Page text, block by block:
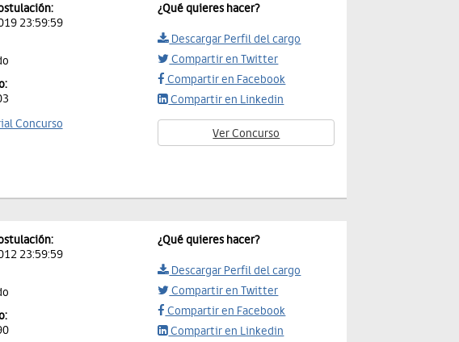
23:59:59
Concurso
¿Qué quieres hacer?
Descargar Perfil del cargo
Compartir en Twitter
Compartir en Facebook
Compartir en Linkedin
Ver Concurso
23:59:59
¿Qué quieres hacer?
Descargar Perfil del cargo
Compartir en Twitter
Compartir en Facebook
Compartir en Linkedin